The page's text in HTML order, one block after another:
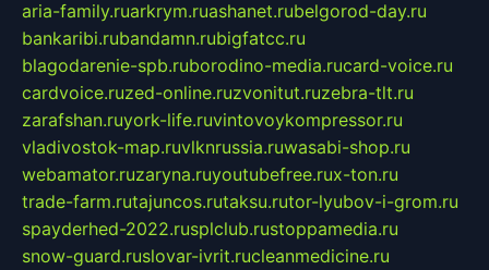
aria-family.ruarkrym.ruashanet.rubelgorod-day.ru
bankaribi.rubandamn.rubigfatcc.ru
blagodarenie-spb.ruborodino-media.rucard-voice.ru
cardvoice.ruzed-online.ruzvonitut.ruzebra-tlt.ru
zarafshan.ruyork-life.ruvintovoykompressor.ru
vladivostok-map.ruvlknrussia.ruwasabi-shop.ru
webamator.ruzaryna.ruyoutubefree.rux-ton.ru
trade-farm.rutajuncos.rutaksu.rutor-lyubov-i-grom.ru
spayderhed-2022.rusplclub.rustoppamedia.ru
snow-guard.ruslovar-ivrit.rucleanmedicine.ru